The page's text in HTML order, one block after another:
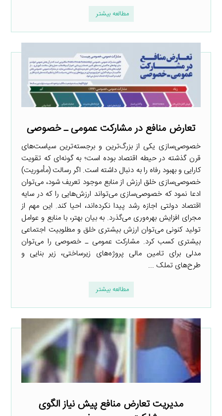
مطالعه بیشتر
تعارض منافع در مشارکت عمومی ـ خصوصی
خصوصی‌سازی یکی از بزرگ‌ترین و برجسته‌ترین سیاست‌های
قرن گذشته در حیطه اقتصاد بوده است؛ به گونه‌ای که تقویت‌
کارایی و بهبود رفاه را به دنبال داشته است. اگر رسالت (مأموریت)
خصوصی‌سازی خلق ارزش از منابع موجود تعریف شود، می‌توان
ادعا نمود که خصوصی‌سازی می‌تواند ارزش‌هایی را که در سایه
اقتصاد دولتی اجازه رشد پیدا نکرده‌‌اند، احیا کند. این مهم از
مجرای افزایش بهره‌وری می‌گذرد. به بیان بهتر، با منابع و عوامل
تولید کنونی می‌توان ارزش بیشتری خلق و مطلوبیت اجتماعی
بیشتری کسب کرد. مشارکت عمومی ـ خصوصی را می‌توان
مدلی برای تامین مالی پروژه‌های زیرساختی، زیر بنایی و
طرح‌های تملک ...
مطالعه بیشتر
مدیریت تعارض منافع پیش نیاز الگوی